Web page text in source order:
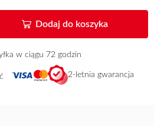
Dodaj do koszyka
w ciągu 72 godzin
2-letnia gwarancja